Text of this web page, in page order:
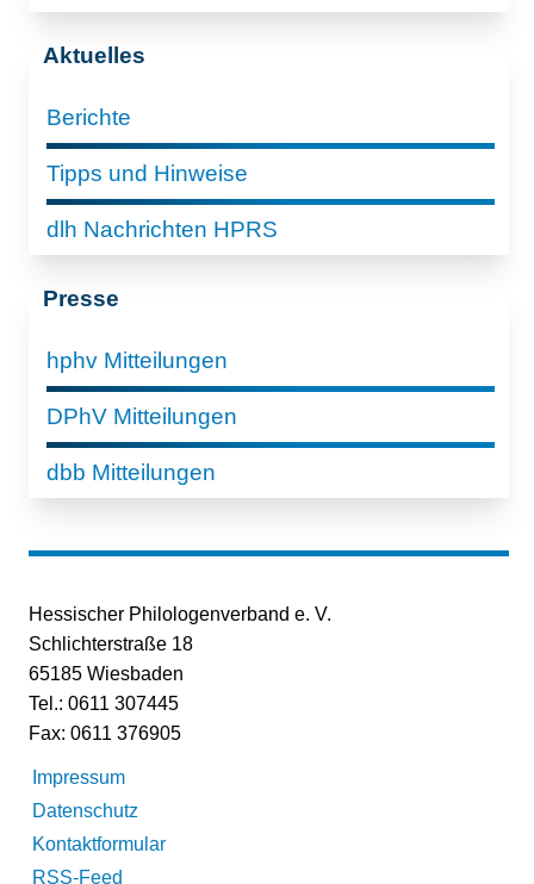
Aktuelles
Berichte
Tipps und Hinweise
dlh Nachrichten HPRS
Presse
hphv Mitteilungen
DPhV Mitteilungen
dbb Mitteilungen
Hessischer Philologenverband e. V.
Schlichterstraße 18
65185 Wiesbaden
Tel.: 0611 307445
Fax: 0611 376905
Impressum
Datenschutz
Kontaktformular
RSS-Feed